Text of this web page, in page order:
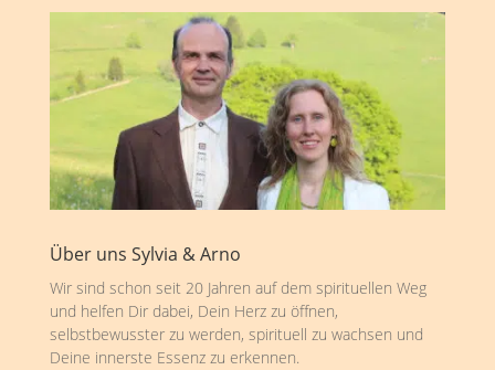
Über uns Sylvia & Arno
Wir sind schon seit 20 Jahren auf dem spirituellen Weg
und helfen Dir dabei, Dein Herz zu öffnen,
selbstbewusster zu werden, spirituell zu wachsen und
Deine innerste Essenz zu erkennen.